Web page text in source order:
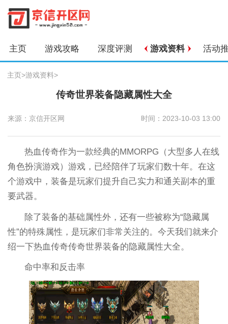
主页 游戏攻略 深度评测 游戏资料 活动
主页>游戏资料>
传奇世界装备隐藏属性大全
来源：京信开区网 时间：2023-10-03 13:00
热血传奇作为一款经典的MMORPG（大型多人在线
角色扮演游戏）游戏，已经陪伴了玩家们数十年。在这
个游戏中，装备是玩家们提升自己实力和通关副本的重
要武器。
除了装备的基础属性外，还有一些被称为“隐藏属
性”的特殊属性，是玩家们非常关注的。今天我们就来介
绍一下热血传奇传奇世界装备的隐藏属性大全。
命中率和反击率